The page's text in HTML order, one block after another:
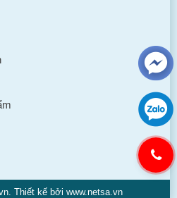
Thiết kế bởi www.netsa.vn